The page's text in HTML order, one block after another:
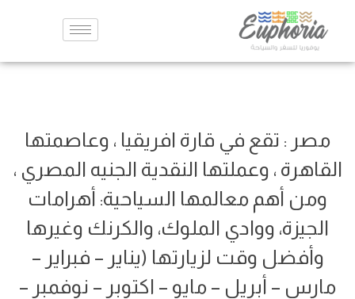
مصر : تقع في قارة افريقيا ، وعاصمتها
القاهرة ، وعملتها النقدية الجنيه المصري ،
ومن أهم معالمها السياحية: أهرامات
الجيزة، ووادي الملوك، والكرنك وغيرها
وأفضل وقت لزيارتها (يناير – فبراير –
مارس – أبريل – مايو – اكتوبر – نوفمبر –